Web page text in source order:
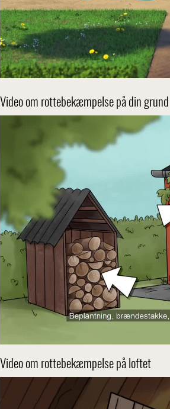
Video om rottebekæmpelse på din grund
Video om rottebekæmpelse på loftet